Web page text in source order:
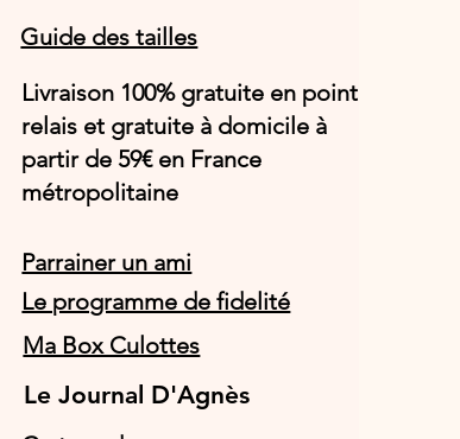
Guide des tailles
Livraison 100% gratuite en point
relais et gratuite à domicile à
partir de 59€ en France
métropolitaine
Parrainer un ami
Le programme de fidelité
Ma Box Culottes
Le Journal D'Agnès
Le Journal D'Agnès